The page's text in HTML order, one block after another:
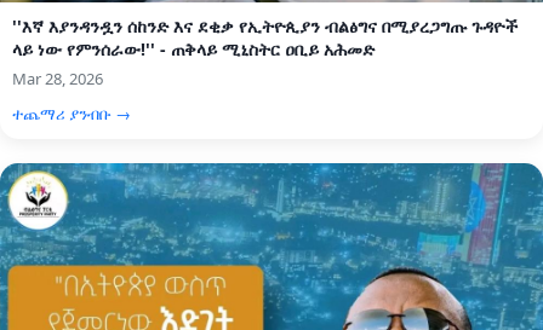
''እኛ እያንዳንዷን ሰከንድ እና ደቂቃ የኢትዮጲያን ብልፅግና በሚያረጋግጡ ጉዳዮች
ላይ ነው የምንሰራው!'' - ጠቅላይ ሚኒስትር ዐቢይ አሕመድ
Mar 28, 2026
ተጨማሪ ያንብቡ →